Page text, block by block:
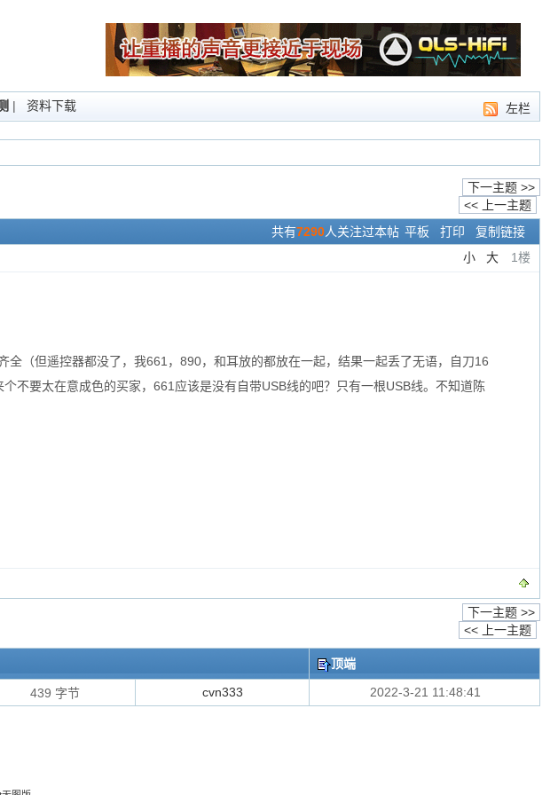
左栏
| 资料下载
下一主题 >>
<< 上一主题
共有7290人关注过本帖 平板 打印 复制链接
小 大 1楼
（但遥控器都没了，我661，890，和耳放的都放在一起，结果一起丢了无语，自刀16
不要太在意成色的买家，661应该是没有自带USB线的吧？只有一根USB线。不知道陈
下一主题 >>
<< 上一主题
顶端
439 字节 cvn333 2022-3-21 11:48:41